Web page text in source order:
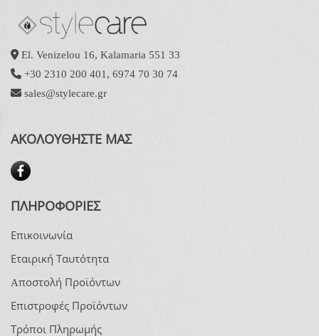
El. Venizelou 16, Kalamaria 551 33
+30 2310 200 401 , 6974 70 30 74
sales@stylecare.gr
ΑΚΟΛΟΥΘΗΣΤΕ ΜΑΣ
ΠΛΗΡΟΦΟΡΙΕΣ
Επικοινωνία
Εταιρική Ταυτότητα
Aποστολή Προϊόντων
Επιστροφές Προϊόντων
Τρόποι Πληρωμής